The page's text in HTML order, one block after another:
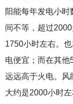
阳能每年发电小
间不等，超过
1750小时左右。
电便宜；而在其他
远远高于火电。风
大约是2000小时